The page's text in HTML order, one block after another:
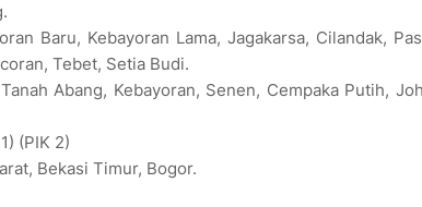
Baru, Kebayoran Lama, Jagakarsa, Cilandak,
Tebet, Setia Budi.
Abang, Kebayoran, Senen, Cempaka Putih,
(PIK 2)
Bekasi Timur, Bogor.